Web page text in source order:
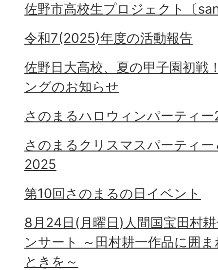
佐野市高校生プロジェクト〔
令和7(2025)年度の活動報告
佐野日大高校、夏の甲子園初戦
ングのお知らせ
さのまるハロウィンパーティ
さのまるクリスマスパーティ
2025
第10回さのまるの日イベント
8月24日(月曜日)人間国宝田村
ンサート ～田村耕一作品に囲
ときを～